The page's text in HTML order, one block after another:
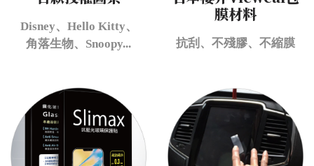
Disney、Hello Kitty、
角落生物、Snoopy...
膜材料
抗刮、不殘膠、不縮膜